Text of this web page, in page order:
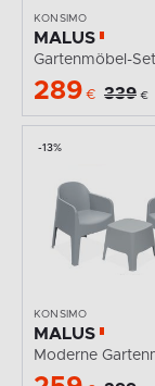
KONSIMO
MALUS
289 € 339 €
-13%
KONSIMO
MALUS